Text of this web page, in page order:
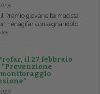
Premio giovane farmacista
Fenagifar consegnandolo
il 27 febbraio